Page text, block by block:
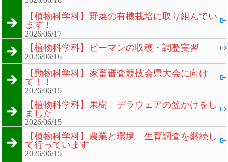
【植物科学科】野菜の有機栽培に取り組んでい
ます！
2026/06/17
【植物科学科】ピーマンの収穫・調整実習
2026/06/16
【動物科学科】家畜審査競技会県大会に向け
て！！
2026/06/15
【植物科学科】果樹 デラウェアの笠かけをし
ました
2026/06/15
【植物科学科】農業と環境 生育調査を継続し
て行っています
2026/06/15